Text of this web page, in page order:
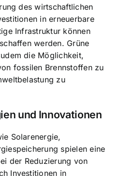
des wirtschaftlichen
in erneuerbare
Infrastruktur können
werden. Grüne
die Möglichkeit,
fossilen Brennstoffen zu
zu
und Innovationen
Solarenergie,
spielen eine
der Reduzierung von
Investitionen in